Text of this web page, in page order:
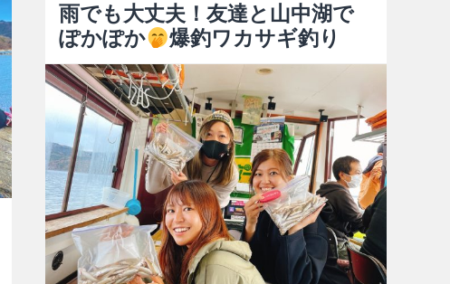
雨でも大丈夫！友達と山中湖で
ぽかぽか
爆釣ワカサギ釣り